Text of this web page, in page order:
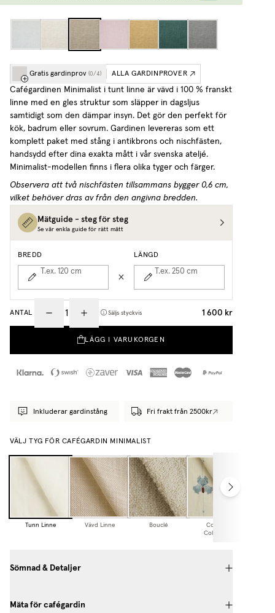
Gratis gardinprov (0 /4) ALLA GARDINPROVER
Cafégardinen Minimalist i tunt linne är vävd i 100 % franskt
linne med en gles struktur som släpper in dagsljus
samtidigt som den dämpar insyn. Det gör den perfekt för
kök, badrum eller sovrum. Gardinen levereras som ett
komplett paket med stång i antikbrons och nischfästen,
handsydd efter dina exakta mått i vår svenska ateljé.
Minimalist-modellen finns i flera olika tyger och färger.
Observera att två nischfästen tillsammans bygger 0,6 cm,
vilket behöver dras av från den angivna bredden.
Mätguide - steg för steg
Se vår enkla guide för rätt mått
BREDD
T.ex. 120 cm
LÄNGD
T.ex. 250 cm
ANTAL Säljs styckvis 1 600 kr
LÄGG I VARUKORGEN
Inkluderar gardinstång Fri frakt från 2500kr
VÄLJ TYG FÖR CAFÉGARDIN MINIMALIST
Tunn Linne Vävd Linne Bouclé
Cottage
Collection
Sömnad & Detaljer
Mäta för cafégardin